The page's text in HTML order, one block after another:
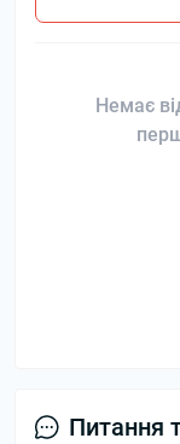
Немає
Питання